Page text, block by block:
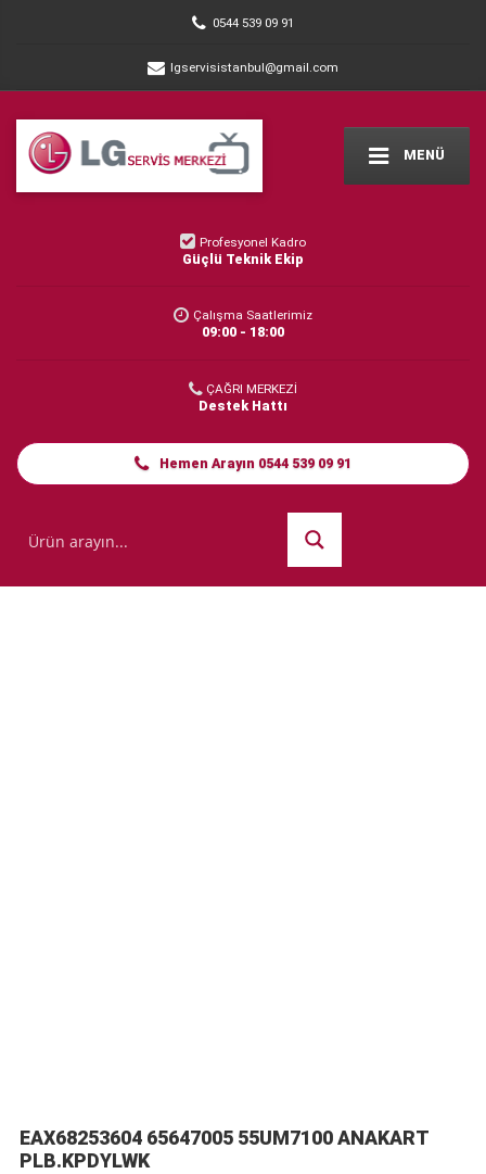
0544 539 09 91
lgservisistanbul@gmail.com
MENÜ
Profesyonel Kadro
Güçlü Teknik Ekip
Çalışma Saatlerimiz
09:00 - 18:00
ÇAĞRI MERKEZİ
Destek Hattı
Hemen Arayın 0544 539 09 91
EAX68253604 65647005 55UM7100 ANAKART
PLB.KPDYLWK